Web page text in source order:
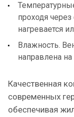
проходя
нагревается
Влажность.
направлена
Качественная
современных
обеспечивая